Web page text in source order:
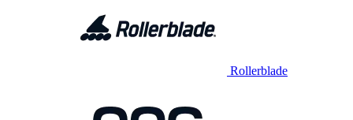
Rollerblade